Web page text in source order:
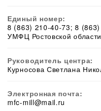
Единый номер:
8 (863) 210-40-73; 8
УМФЦ Ростовской области
Руководитель центра:
Курносова Светлана
Электронная почта:
mfc-mill@mail.ru